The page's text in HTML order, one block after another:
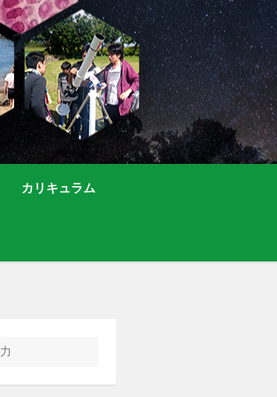
カリキュラム